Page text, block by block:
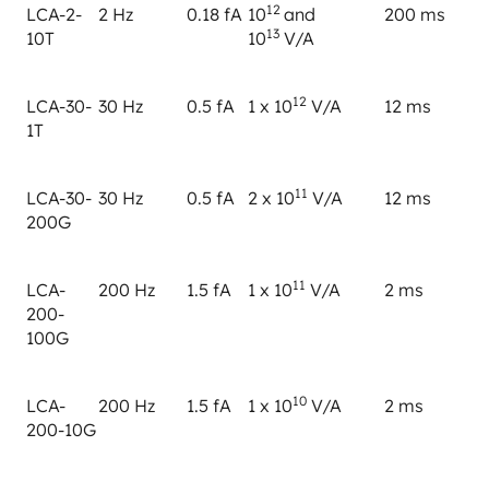
LCA-2-
10T
2 Hz 0.18 fA 1012 and
1013 V/A
200 ms
LCA-30-
1T
30 Hz 0.5 fA 1 x 1012 V/A 12 ms
LCA-30-
200G
30 Hz 0.5 fA 2 x 1011 V/A 12 ms
LCA-
200-
100G
200 Hz 1.5 fA 1 x 1011 V/A 2 ms
LCA-
200-10G
200 Hz 1.5 fA 1 x 1010 V/A 2 ms